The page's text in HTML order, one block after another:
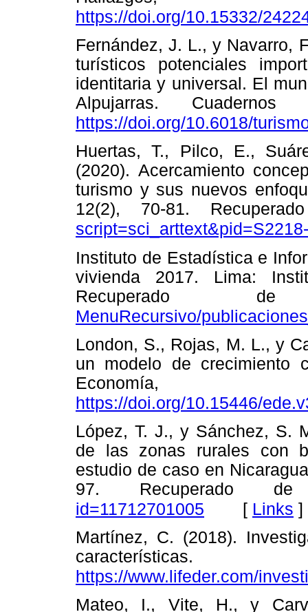
https://doi.org/10.15332/
Fernández, J. L., y Navarro,
turísticos potenciales
identitaria y universal. El
Alpujarras.
https://doi.org/10.6018/
Huertas, T., Pilco, E.,
(2020). Acercamiento
turismo y sus nuevos
12(2), 70-81.
Instituto de Estadística e
vivienda 2017. Lima:
MenuRecursivo/
London, S., Rojas, M. L., y
un modelo de crecimiento
https://doi.org/10.15446/
López, T. J., y Sánchez, S.
de las zonas rurales con
estudio de caso en
97. Recuperado
id=11712701005 [ Links ]
Martínez, C. (2018).
https://www.lifeder.com/
Mateo, I., Vite, H., y